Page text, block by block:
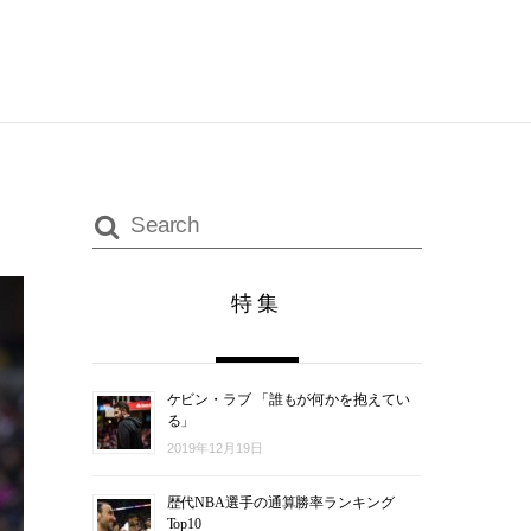
特集
ケビン・ラブ 「誰もが何かを抱えてい
る」
2019年12月19日
歴代NBA選手の通算勝率ランキング
Top10